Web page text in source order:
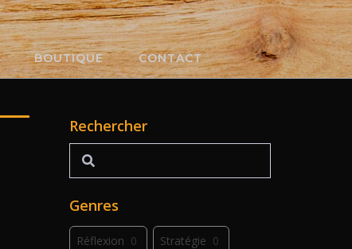
BOUTIQUE CONTACT
Rechercher
Rechercher
Genres
Réflexion 0 Stratégie 0